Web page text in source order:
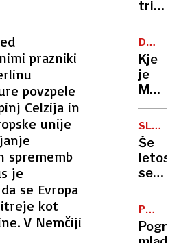
prazniki
povzpele
Celzija in
unije
sprememb
je
se Evropa
kot
V Nemčiji
črn
hčer
utopila
v
Savi,
grozi
do
40
let
zapora
TRUMP
Kje
je
V
Beli
hiši
je
ni
VOJSKA
Še
letos
se
obeta
dvig
OSEBA